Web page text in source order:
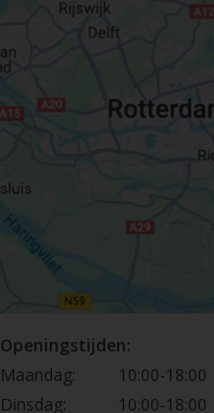
Openingstijden:
Maandag:
10:00-18:00
Dinsdag:
10:00-18:00